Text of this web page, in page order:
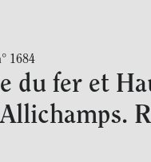
1684
du fer et